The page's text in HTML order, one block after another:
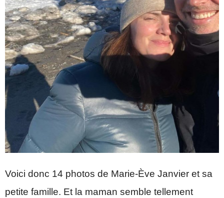
Voici donc 14 photos de Marie-Ève Janvier et sa
petite famille. Et la maman semble tellement